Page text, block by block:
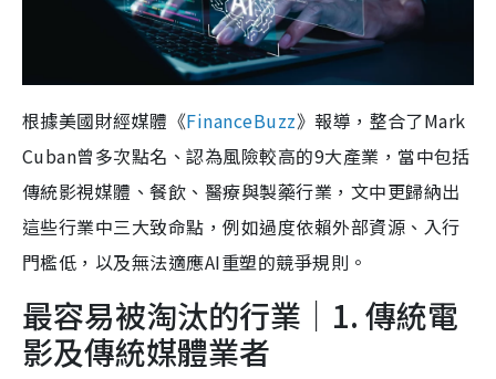
根據美國財經媒體《FinanceBuzz》報導，整合了Mark
Cuban曾多次點名、認為風險較高的9大產業，當中包括
傳統影視媒體、餐飲、醫療與製藥行業，文中更歸納出
這些行業中三大致命點，例如過度依賴外部資源、入行
門檻低，以及無法適應AI重塑的競爭規則。
最容易被淘汰的行業｜1. 傳統電
影及傳統媒體業者